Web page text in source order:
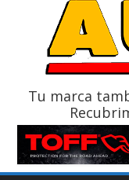
La Vuelta al Ecuador
La FEDAK recibe 12
Tu marca